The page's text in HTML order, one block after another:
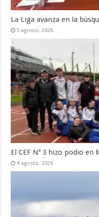
La Liga avanza en la
5 agosto, 2026
El CEF Nº 3 hizo podio en
4 agosto, 2026